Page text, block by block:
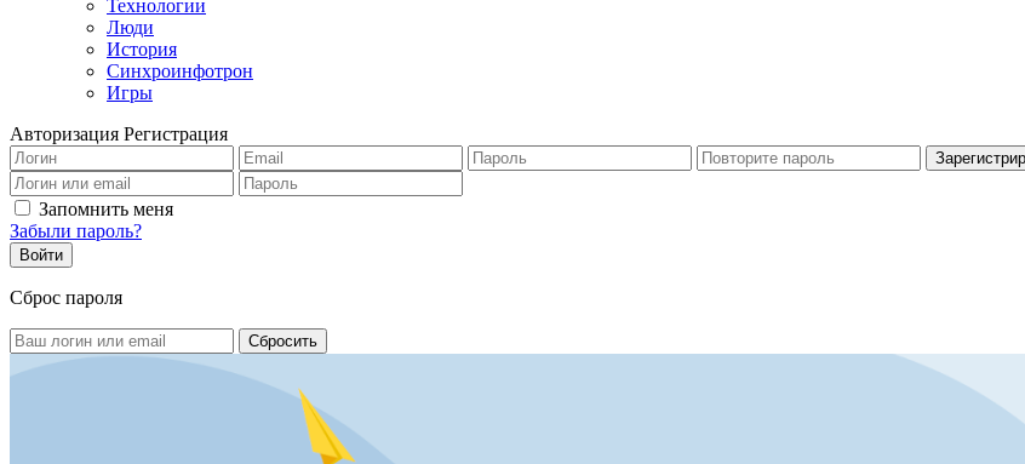
Технологии
Люди
История
Синхроинфотрон
Игры
Авторизация Регистрация
Запомнить меня
Забыли пароль?
Сброс пароля